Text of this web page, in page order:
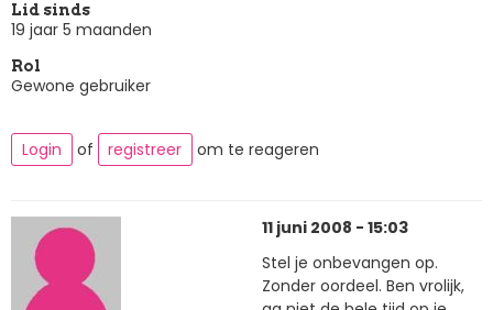
Lid sinds
19 jaar 5 maanden
Rol
Gewone gebruiker
Login of registreer om te reageren
11 juni 2008 - 15:03
Stel je onbevangen op.
Zonder oordeel. Ben vrolijk,